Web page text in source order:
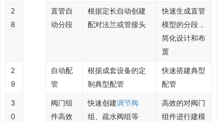
2
8
直管自
动分段
根据定长自动创建
配对法兰或管接头
快速生成直管
模型的分段，
简化设计和布
置
2
9
自动配
管
根据成套设备的定
制典型配管
快速搭建典型
配管
3
0
阀门组
件高效
快速创建调节阀
组、疏水阀组等
高效的对阀门
组件进行建模